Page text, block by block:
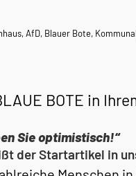
,AfD, Blauer Bote,
BOTE in
Sie optimistisch!“
der Startartikel in